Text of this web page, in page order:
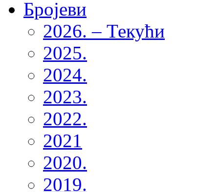
Бројеви
2026. – Текући
2025.
2024.
2023.
2022.
2021
2020.
2019.